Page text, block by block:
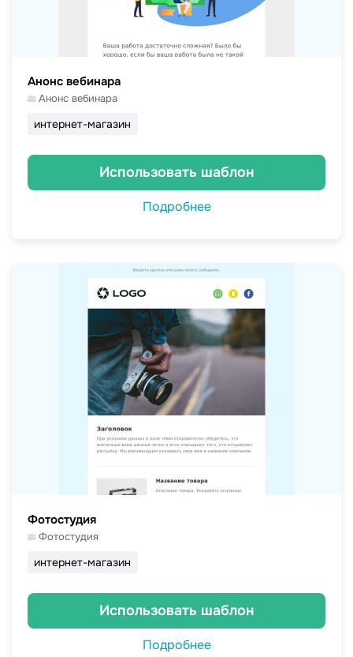
Анонс вебинара
Анонс вебинара
интернет-магазин
Использовать шаблон
Подробнее
Фотостудия
Фотостудия
интернет-магазин
Использовать шаблон
Подробнее